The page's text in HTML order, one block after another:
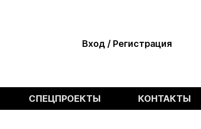
Вход / Регистрация
СПЕЦПРОЕКТЫ КОНТАКТЫ